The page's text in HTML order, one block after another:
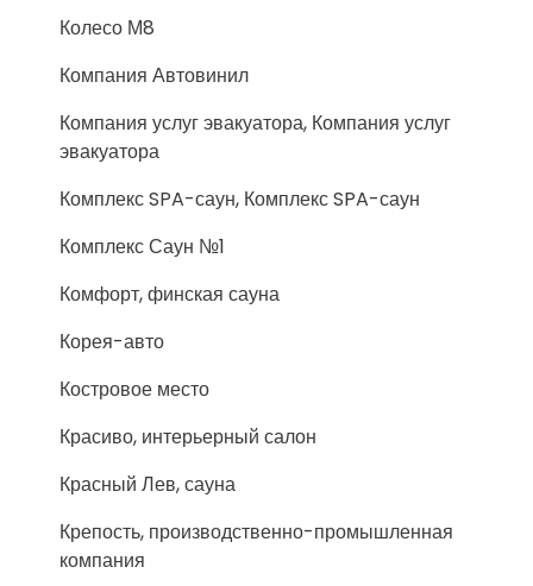
Колесо М8
Компания Автовинил
Компания услуг эвакуатора, Компания услуг
эвакуатора
Комплекс SPA-саун, Комплекс SPA-саун
Комплекс Саун №1
Комфорт, финская сауна
Корея-авто
Костровое место
Красиво, интерьерный салон
Красный Лев, сауна
Крепость, производственно-промышленная
компания